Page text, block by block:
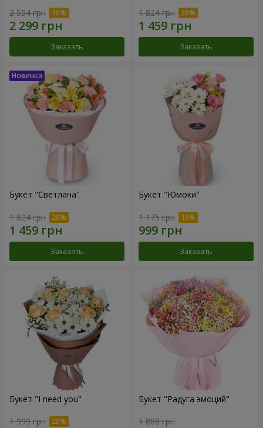
2 554 грн
Заказать
1 824 грн
Заказать
Букет "Светлана"
1 824 грн
Заказать
Букет "Юмоки"
1 175 грн
Заказать
Букет "I need you"
1 999 грн
Букет "Радуга эмоций"
1 888 грн